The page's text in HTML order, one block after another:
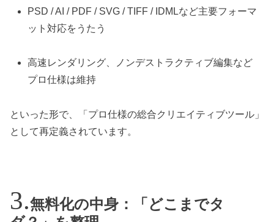
PSD / AI / PDF / SVG / TIFF / IDMLなど主要フォーマ
ット対応をうたう
高速レンダリング、ノンデストラクティブ編集など
プロ仕様は維持
といった形で、「プロ仕様の総合クリエイティブツール」
として再定義されています。
無料化の中身：「どこまでタ